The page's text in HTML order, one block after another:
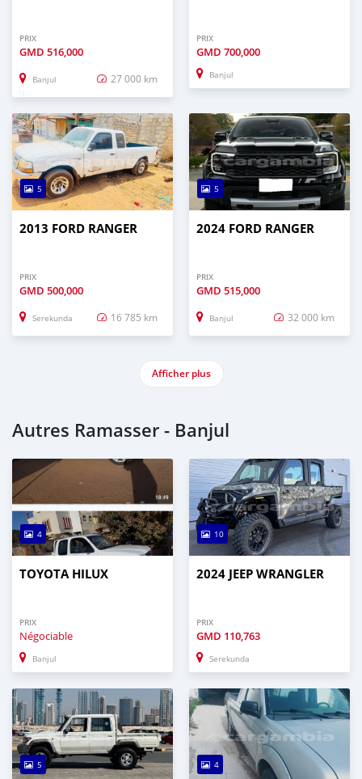
PRIX
GMD 516,000
Banjul 27 000 km
PRIX
GMD 700,000
Banjul
5
2013 FORD RANGER
PRIX
GMD 500,000
Serekunda 16 785 km
5
2024 FORD RANGER
PRIX
GMD 515,000
Banjul 32 000 km
Afficher plus
Autres Ramasser - Banjul
4
TOYOTA HILUX
PRIX
Négociable
Banjul
10
2024 JEEP WRANGLER
PRIX
GMD 110,763
Serekunda
5 4